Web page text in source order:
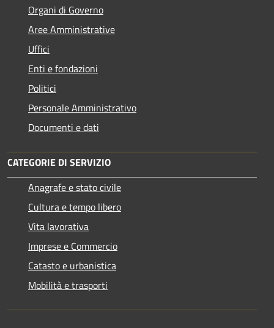
Organi di Governo
Aree Amministrative
Uffici
Enti e fondazioni
Politici
Personale Amministrativo
Documenti e dati
CATEGORIE DI SERVIZIO
Anagrafe e stato civile
Cultura e tempo libero
Vita lavorativa
Imprese e Commercio
Catasto e urbanistica
Mobilità e trasporti